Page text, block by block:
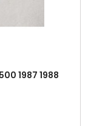
1987 1988